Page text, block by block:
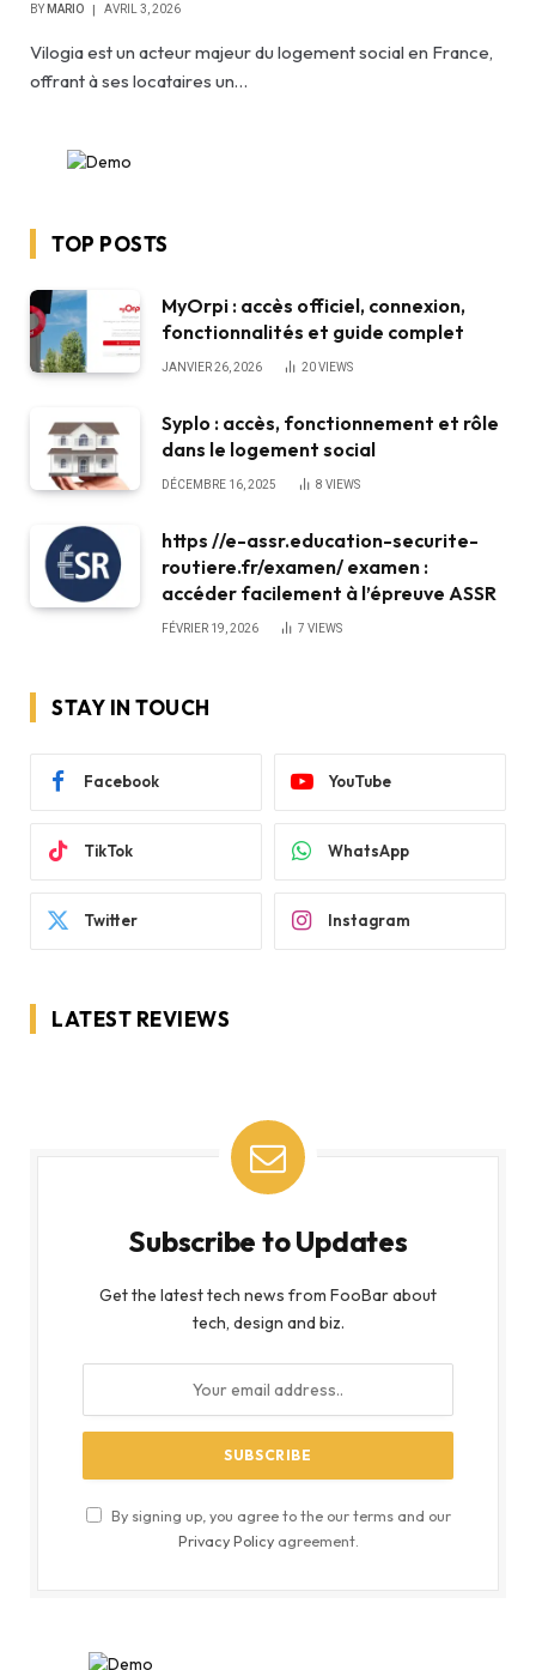
BY MARIO AVRIL 3, 2026
Vilogia est un acteur majeur du logement social en France,
offrant à ses locataires un…
TOP POSTS
MyOrpi : accès officiel, connexion,
fonctionnalités et guide complet
JANVIER 26, 2026 20VIEWS
Syplo : accès, fonctionnement et rôle
dans le logement social
DÉCEMBRE 16, 2025 8 VIEWS
https //e-assr.education-securite-
routiere.fr/examen/ examen :
accéder facilement à l’épreuve ASSR
FÉVRIER 19, 2026 7 VIEWS
STAY IN TOUCH
Facebook YouTube
TikTok WhatsApp
Twitter Instagram
LATEST REVIEWS
Subscribe to Updates
Get the latest tech news from FooBar about
tech, design and biz.
By signing up, you agree to the our terms and our
Privacy Policyagreement.